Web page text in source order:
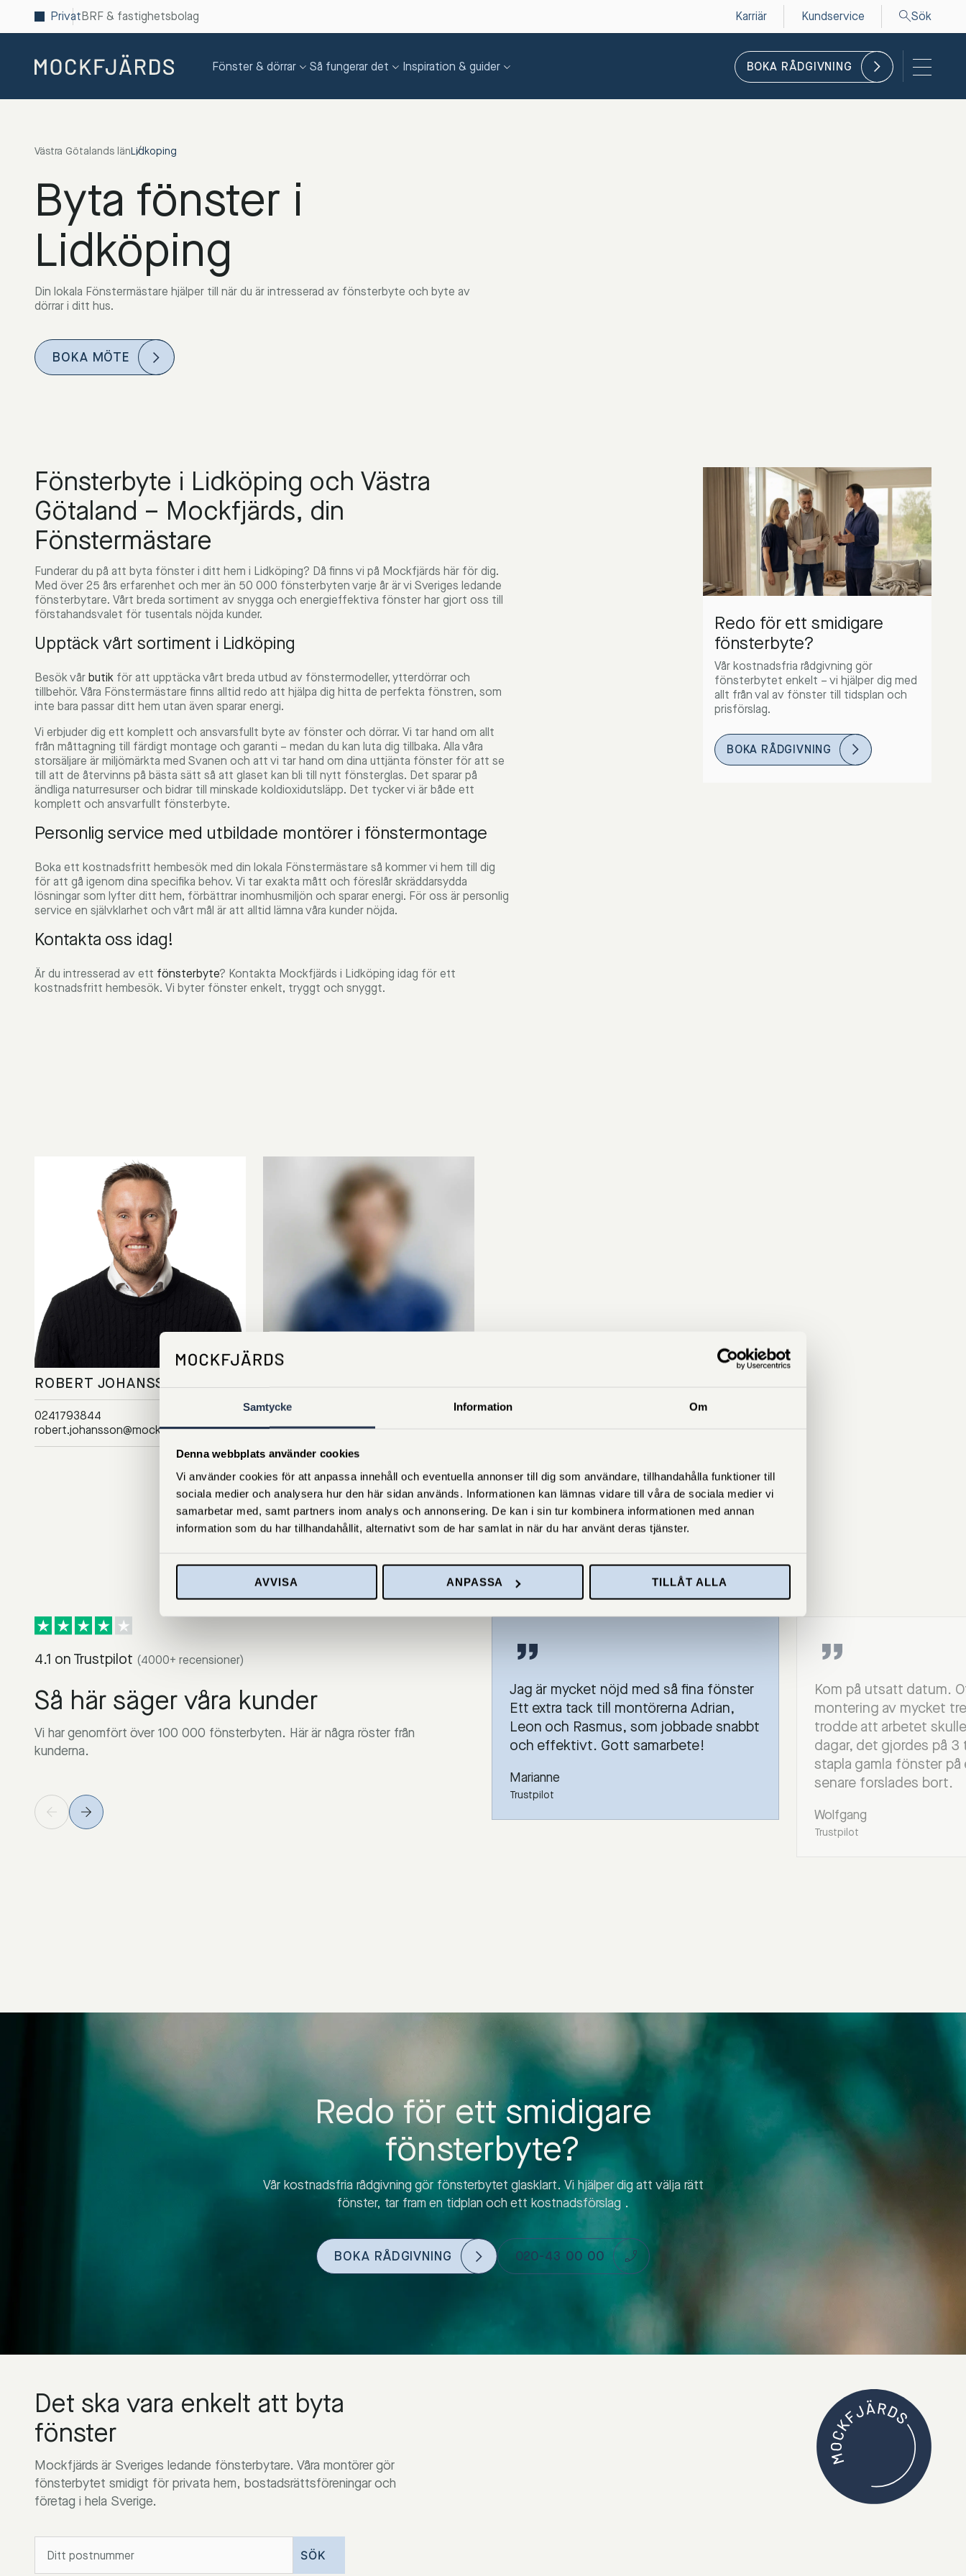
Samtycke Information Om
Denna webbplats använder cookies
Vi använder cookies för att anpassa innehåll och eventuella annonser till dig som användare, tillhandahålla funktioner till
sociala medier och analysera hur den här sidan används. Informationen kan lämnas vidare till våra de sociala medier vi
samarbetar med, samt partners inom analys och annonsering. De kan i sin tur kombinera informationen med annan
information som du har tillhandahållit, alternativt som de har samlat in när du har använt deras tjänster.
AVVISA ANPASSA TILLÅT ALLA
PrivatBRF & fastighetsbolag Karriär Kundservice Sök
Fönster & dörrar Så fungerar det Inspiration & guider BOKA RÅDGIVNING
Västra Götalands länLidkoping
Byta fönster i
Lidköping
Din lokala Fönstermästare hjälper till när du är intresserad av fönsterbyte och byte av
dörrar i ditt hus.
BOKA MÖTE
Fönsterbyte i Lidköping och Västra
Götaland – Mockfjärds, din
Fönstermästare
Funderar du på att byta fönster i ditt hem i Lidköping? Då finns vi på Mockfjärds här för dig.
Med över 25 års erfarenhet och mer än 50 000 fönsterbyten varje år är vi Sveriges ledande
fönsterbytare. Vårt breda sortiment av snygga och energieffektiva fönster har gjort oss till
förstahandsvalet för tusentals nöjda kunder.
Upptäck vårt sortiment i Lidköping
Besök vårbutik för att upptäcka vårt breda utbud av fönstermodeller, ytterdörrar och
tillbehör. Våra Fönstermästare finns alltid redo att hjälpa dig hitta de perfekta fönstren, som
inte bara passar ditt hem utan även sparar energi.
Vi erbjuder dig ett komplett och ansvarsfullt byte av fönster och dörrar. Vi tar hand om allt
från måttagning till färdigt montage och garanti – medan du kan luta dig tillbaka. Alla våra
storsäljare är miljömärkta med Svanen och att vi tar hand om dina uttjänta fönster för att se
till att de återvinns på bästa sätt så att glaset kan bli till nytt fönsterglas. Det sparar på
ändliga naturresurser och bidrar till minskade koldioxidutsläpp. Det tycker vi är både ett
komplett och ansvarfullt fönsterbyte.
Personlig service med utbildade montörer i fönstermontage
Boka ett kostnadsfritt hembesök med din lokala Fönstermästare så kommer vi hem till dig
för att gå igenom dina specifika behov. Vi tar exakta mått och föreslår skräddarsydda
lösningar som lyfter ditt hem, förbättrar inomhusmiljön och sparar energi. För oss är personlig
service en självklarhet och vårt mål är att alltid lämna våra kunder nöjda.
Kontakta oss idag!
Är du intresserad av ett fönsterbyte? Kontakta Mockfjärds i Lidköping idag för ett
kostnadsfritt hembesök. Vi byter fönster enkelt, tryggt och snyggt.
Redo för ett smidigare
fönsterbyte?
Vår kostnadsfria rådgivning gör
fönsterbytet enkelt – vi hjälper dig med
allt från val av fönster till tidsplan och
prisförslag.
BOKA RÅDGIVNING
ROBERT JOHANSSON
0241793844
robert.johansson@mockfjards.se
MFAB JOAKIM HEDBERG
joakim.hedberg@mockfjards.se
4.1 on Trustpilot (4000+ recensioner)
Så här säger våra kunder
Vi har genomfört över 100 000 fönsterbyten. Här är några röster från
kunderna.
Jag är mycket nöjd med så fina fönster
Ett extra tack till montörerna Adrian,
Leon och Rasmus, som jobbade snabbt
och effektivt. Gott samarbete!
Marianne
Trustpilot
Kom på utsatt datum.
montering av mycket
trodde att arbetet
dagar, det gjordes på 3
stapla gamla fönster
senare forslades bort.
Wolfgang
Trustpilot
Redo för ett smidigare
fönsterbyte?
Vår kostnadsfria rådgivning gör fönsterbytet glasklart. Vi hjälper dig att välja rätt
fönster, tar fram en tidplan och ett kostnadsförslag .
BOKA RÅDGIVNING 020-43 00 00
Det ska vara enkelt att byta
fönster
Mockfjärds är Sveriges ledande fönsterbytare. Våra montörer gör
fönsterbytet smidigt för privata hem, bostadsrättsföreningar och
företag i hela Sverige.